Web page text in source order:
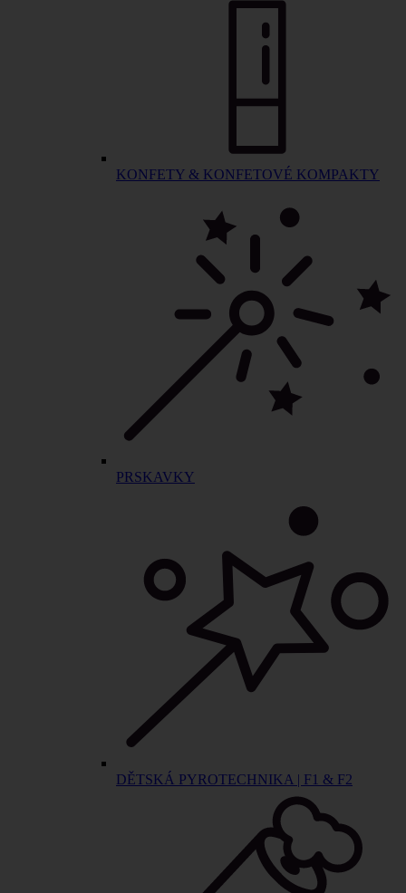
KONFETY & KONFETOVÉ KOMPAKTY
PRSKAVKY
DĚTSKÁ PYROTECHNIKA | F1 & F2